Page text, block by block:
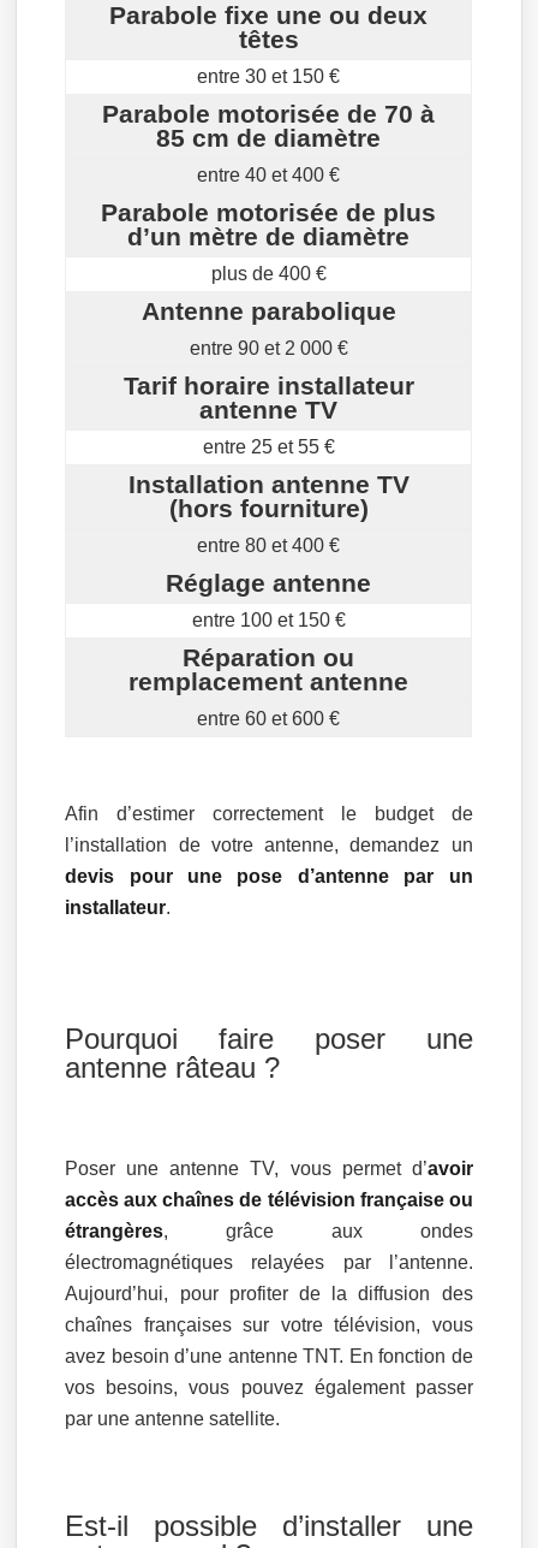
Parabole fixe une ou deux
têtes
entre 30 et 150 €
Parabole motorisée de 70 à
85 cm de diamètre
entre 40 et 400 €
Parabole motorisée de plus
d’un mètre de diamètre
plus de 400 €
Antenne parabolique
entre 90 et 2 000 €
Tarif horaire installateur
antenne TV
entre 25 et 55 €
Installation antenne TV
(hors fourniture)
entre 80 et 400 €
Réglage antenne
entre 100 et 150 €
Réparation ou
remplacement antenne
entre 60 et 600 €
Afin d’estimer correctement le budget de
l’installation de votre antenne, demandez un
devis pour une pose d’antenne par un
installateur.
Pourquoi faire poser une
antenne râteau ?
Poser une antenne TV, vous permet d’avoir
accès aux chaînes de télévision française ou
étrangères, grâce aux ondes
électromagnétiques relayées par l’antenne.
Aujourd’hui, pour profiter de la diffusion des
chaînes françaises sur votre télévision, vous
avez besoin d’une antenne TNT. En fonction de
vos besoins, vous pouvez également passer
par une antenne satellite.
Est-il possible d’installer une